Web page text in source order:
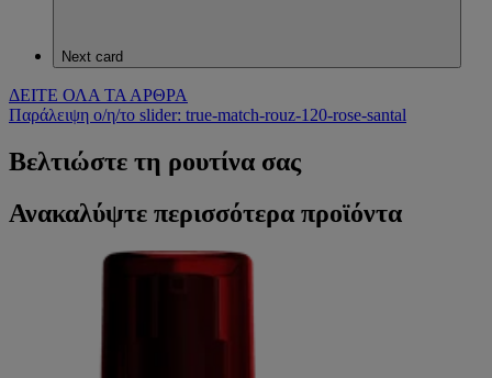
Next card
ΔΕΙΤΕ ΟΛΑ ΤΑ ΑΡΘΡΑ
Παράλειψη ο/η/το slider: true-match-rouz-120-rose-santal
Βελτιώστε τη ρουτίνα σας
Ανακαλύψτε περισσότερα προϊόντα